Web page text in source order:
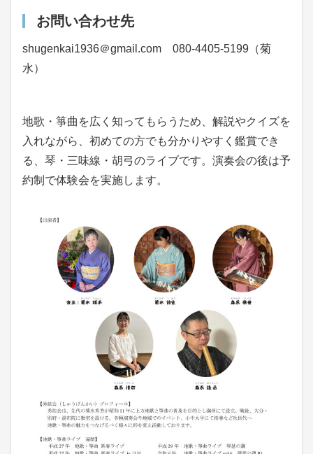
お問い合わせ先
shugenkai1936＠gmail.com 080-4405-5199（菊
水）
地歌・箏曲を広く知ってもらうため、解説やクイズを
入れながら、初めての方でも分かりやすく鑑賞でき
る、琴・三味線・胡弓のライブです。演奏会の後は予
約制で体験会を実施します。